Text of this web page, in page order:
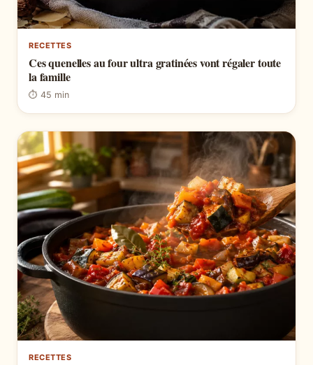
RECETTES
Ces quenelles au four ultra gratinées vont régaler toute
la famille
⏱ 45 min
RECETTES